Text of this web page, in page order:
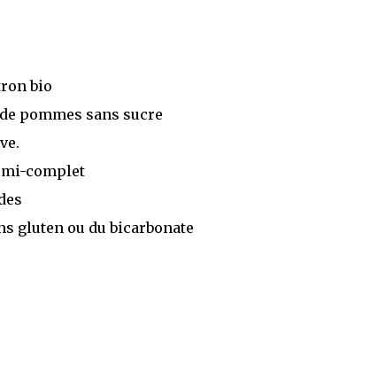
bio
pommes sans sucre
complet
gluten ou du bicarbonate